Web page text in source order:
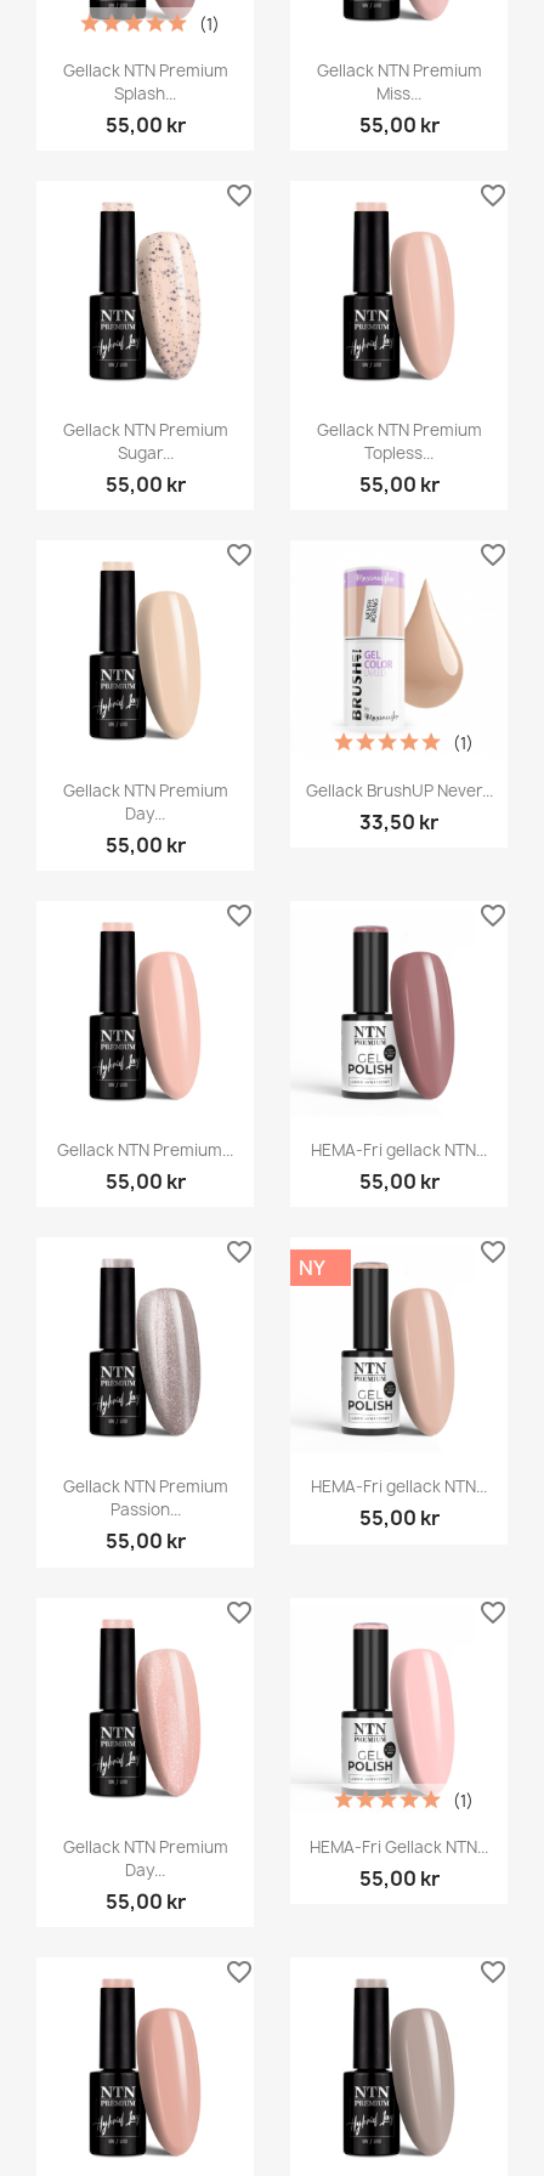
Gellack NTN Premium
Splash...
55,00 kr
(1)
Gellack NTN Premium
Miss...
55,00 kr
Gellack NTN Premium
Sugar...
55,00 kr
favorite_border
Gellack NTN Premium
Topless...
55,00 kr
favorite_border
Gellack NTN Premium
Day...
55,00 kr
favorite_border
Gellack BrushUP Never...
33,50 kr
(1)
favorite_border
Gellack NTN Premium...
55,00 kr
favorite_border
HEMA-Fri gellack NTN...
55,00 kr
favorite_border
Gellack NTN Premium
Passion...
55,00 kr
favorite_border
HEMA-Fri gellack NTN...
55,00 kr
NY
favorite_border
Gellack NTN Premium
Day...
55,00 kr
favorite_border
HEMA-Fri Gellack NTN...
55,00 kr
(1)
favorite_border
favorite_border favorite_border